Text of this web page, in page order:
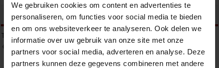
We gebruiken cookies om content en advertenties te
personaliseren, om functies voor social media te bieden
en om ons websiteverkeer te analyseren. Ook delen we
informatie over uw gebruik van onze site met onze
partners voor social media, adverteren en analyse. Deze
partners kunnen deze gegevens combineren met andere
tweet
Tags ADVISEREN BELEID SCHRIJVEN
BELEIDSADVIES